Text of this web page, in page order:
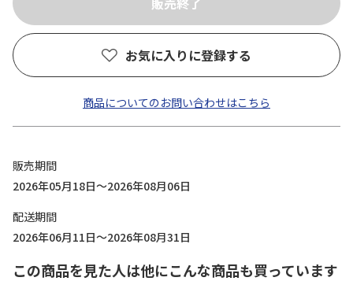
お気に入りに登録する
商品についてのお問い合わせはこちら
販売期間
2026年05月18日～2026年08月06日
配送期間
2026年06月11日～2026年08月31日
この商品を見た人は他にこんな商品も買っています